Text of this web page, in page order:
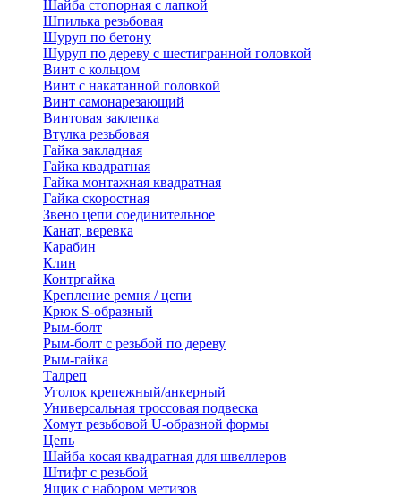
Шайба стопорная с лапкой
Шпилька резьбовая
Шуруп по бетону
Шуруп по дереву с шестигранной головкой
Винт с кольцом
Винт с накатанной головкой
Винт самонарезающий
Винтовая заклепка
Втулка резьбовая
Гайка закладная
Гайка квадратная
Гайка монтажная квадратная
Гайка скоростная
Звено цепи соединительное
Канат, веревка
Карабин
Клин
Контргайка
Крепление ремня / цепи
Крюк S-образный
Рым-болт
Рым-болт с резьбой по дереву
Рым-гайка
Талреп
Уголок крепежный/анкерный
Универсальная троссовая подвеска
Хомут резьбовой U-образной формы
Цепь
Шайба косая квадратная для швеллеров
Штифт с резьбой
Ящик с набором метизов